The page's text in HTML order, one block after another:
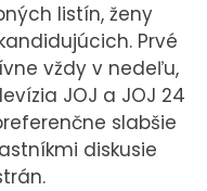
listín, ženy
Prvé
vždy v nedeľu,
JOJ a JOJ 24
slabšie
diskusie